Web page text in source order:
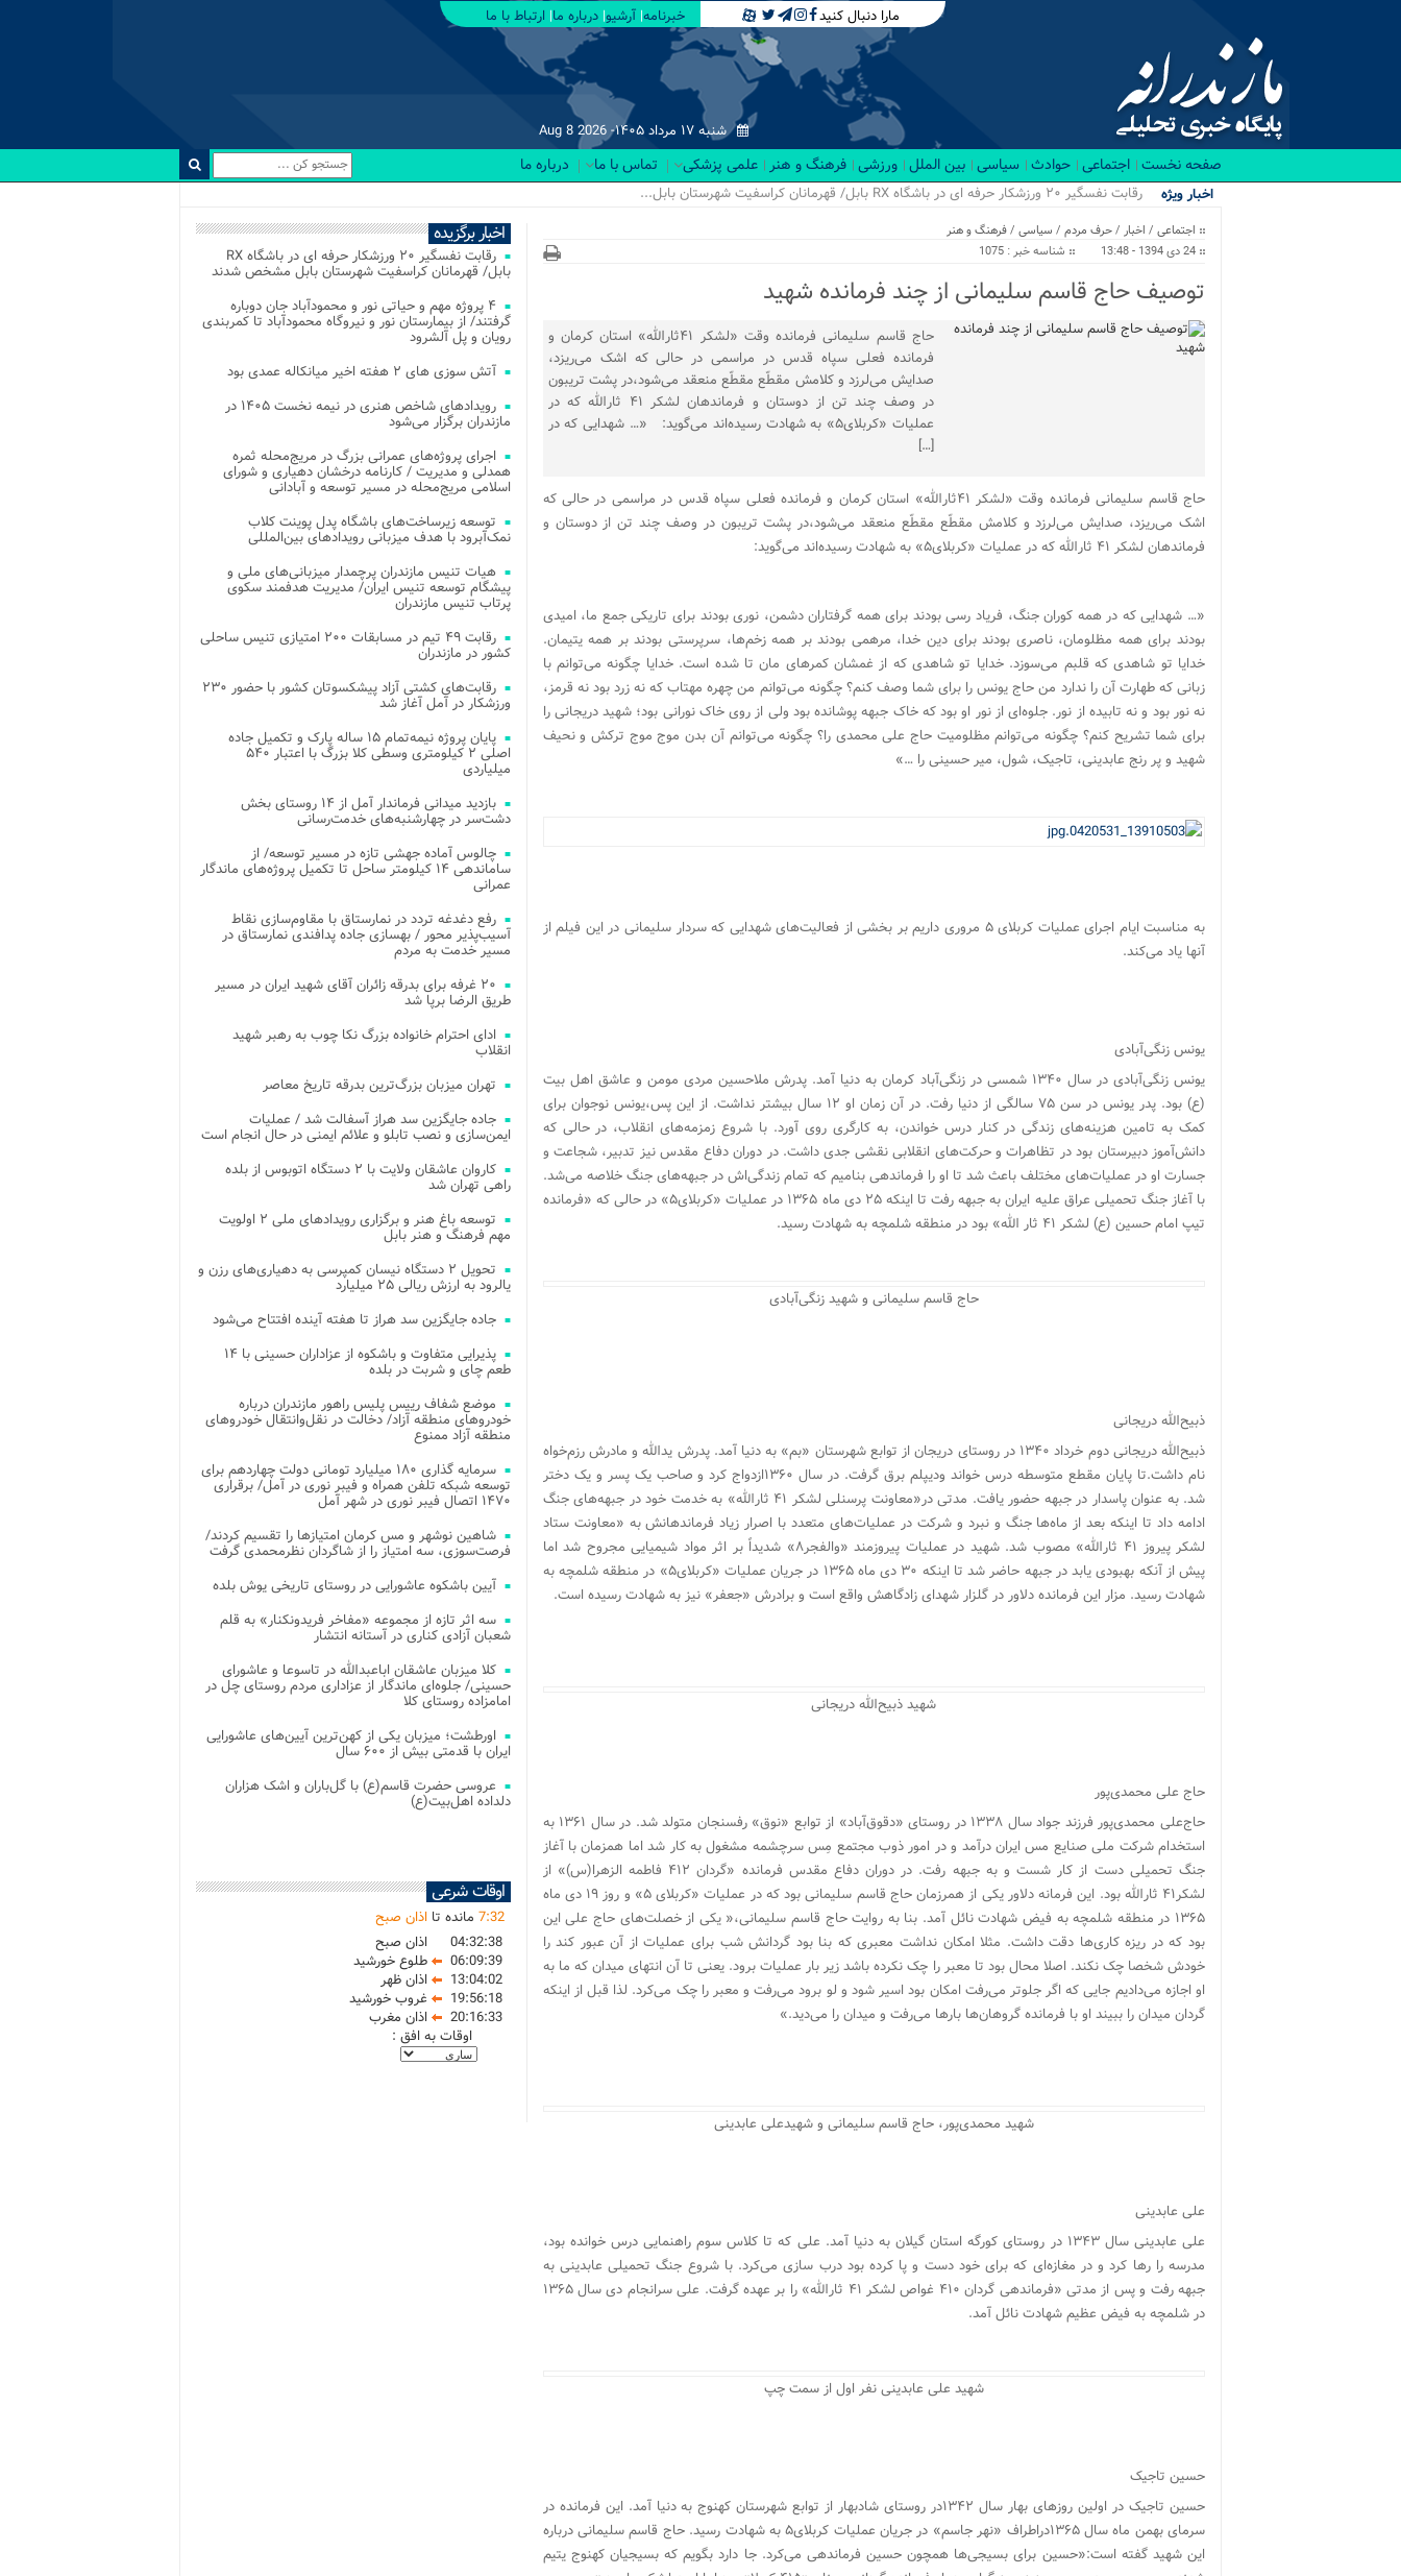
مارا دنبال کنید خبرنامه آرشیو درباره ما ارتباط با ما
شنبه ۱۷ مرداد ۱۴۰۵- Aug 8 2026
صفحه نخست اجتماعی حوادث سیاسی بین الملل ورزشی فرهنگ و هنر علمی پزشکی تماس با ما درباره ما
اخبار ویژه ۴ پروژه_
اجتماعی / اخبار /حرف مردم / سیاسی /فرهنگ و هنر
24 دی 1394 - 13:48
شناسه خبر : 1075
توصیف حاج قاسم سلیمانی از چند فرمانده شهید
حاج قاسم سلیمانی فرمانده وقت «لشکر ۴۱ثارالله» استان کرمان و
فرمانده فعلی سپاه قدس در مراسمی در حالی که اشک می‌ریزد،
صدایش می‌لرزد و کلامش مقطّع مقطّع منعقد می‌شود،در پشت تریبون
در وصف چند تن از دوستان و فرماندهان لشکر ۴۱ ثارالله که در
عملیات «کربلای۵» به شهادت رسیده‌اند می‌گوید: «… شهدایی که در
[…]
حاج قاسم سلیمانی فرمانده وقت «لشکر ۴۱ثارالله» استان کرمان و فرمانده فعلی سپاه قدس در مراسمی در حالی که
اشک می‌ریزد، صدایش می‌لرزد و کلامش مقطّع مقطّع منعقد می‌شود،در پشت تریبون در وصف چند تن از دوستان و
فرماندهان لشکر ۴۱ ثارالله که در عملیات «کربلای۵» به شهادت رسیده‌اند می‌گوید:
«… شهدایی که در همه کوران جنگ، فریاد رسی بودند برای همه گرفتاران دشمن، نوری بودند برای تاریکی جمع ما، امیدی
بودند برای همه مظلومان، ناصری بودند برای دین خدا، مرهمی بودند بر همه زخم‌ها، سرپرستی بودند بر همه یتیمان.
خدایا تو شاهدی که قلبم می‌سوزد. خدایا تو شاهدی که از غمشان کمرهای مان تا شده است. خدایا چگونه می‌توانم با
زبانی که طهارت آن را ندارد من حاج یونس را برای شما وصف کنم؟ چگونه می‌توانم من چهره مهتاب که نه زرد بود نه قرمز،
نه نور بود و نه تابیده از نور. جلوه‌ای از نور او بود که خاک جبهه پوشانده بود ولی از روی خاک نورانی بود؛ شهید دریجانی را
برای شما تشریح کنم؟ چگونه می‌توانم مظلومیت حاج علی محمدی را؟ چگونه می‌توانم آن بدن موج موج ترکش و نحیف
شهید و پر رنج عابدینی، تاجیک، شول، میر حسینی را …»
به مناسبت ایام اجرای عملیات کربلای ۵ مروری داریم بر بخشی از فعالیت‌های شهدایی که سردار سلیمانی در این فیلم از
آنها یاد می‌کند.
یونس زنگی‌آبادی
یونس زنگی‌آبادی در سال ۱۳۴۰ شمسی در زنگی‌آباد کرمان به دنیا آمد. پدرش ملاحسین مردی مومن و عاشق اهل بیت
(ع) بود. پدر یونس در سن ۷۵ سالگی از دنیا رفت. در آن زمان او ۱۲ سال بیشتر نداشت. از این پس،یونس نوجوان برای
کمک به تامین هزینه‌های زندگی در کنار درس خواندن، به کارگری روی آورد. با شروع زمزمه‌های انقلاب، در حالی که
دانش‌آموز دبیرستان بود در تظاهرات و حرکت‌های انقلابی نقشی جدی داشت. در دوران دفاع مقدس نیز تدبیر، شجاعت و
جسارت او در عملیات‌های مختلف باعث شد تا او را فرماندهی بنامیم که تمام زندگی‌اش در جبهه‌های جنگ خلاصه می‌شد.
با آغاز جنگ تحمیلی عراق علیه ایران به جبهه رفت تا اینکه ۲۵ دی ماه ۱۳۶۵ در عملیات «کربلای۵» در حالی که «فرمانده
تیپ امام حسین (ع) لشکر ۴۱ ثار الله» بود در منطقه شلمچه به شهادت رسید.
حاج قاسم سلیمانی و شهید زنگی‌آبادی
ذبیح‌الله دریجانی
ذبیح‌الله دریجانی دوم خرداد ۱۳۴۰ در روستای دریجان از توابع شهرستان «بم» به دنیا آمد. پدرش یدالله و مادرش رزم‌خواه
نام داشت.تا پایان مقطع متوسطه درس خواند ودیپلم برق گرفت. در سال ۱۳۶۰ازدواج کرد و صاحب یک پسر و یک دختر
شد. به عنوان پاسدار در جبهه حضور یافت. مدتی در«معاونت پرسنلی لشکر ۴۱ ثارالله» به خدمت خود در جبهه‌های جنگ
ادامه داد تا اینکه بعد از ماه‌ها جنگ و نبرد و شرکت در عملیات‌های متعدد با اصرار زیاد فرماندهانش به «معاونت ستاد
لشکر پیروز ۴۱ ثارالله» مصوب شد. شهید در عملیات پیروزمند «والفجر۸» شدیداً بر اثر مواد شیمیایی مجروح شد اما
پیش از آنکه بهبودی یابد در جبهه حاضر شد تا اینکه ۳۰ دی ماه ۱۳۶۵ در جریان عملیات «کربلای۵» در منطقه شلمچه به
شهادت رسید. مزار این فرمانده دلاور در گلزار شهدای زادگاهش واقع است و برادرش «جعفر» نیز به شهادت رسیده است.
شهید ذبیح‌الله دریجانی
حاج علی محمدی‌پور
حاج‌علی محمدی‌پور فرزند جواد سال ۱۳۳۸ در روستای «دقوق‌آباد» از توابع «نوق» رفسنجان متولد شد. در سال ۱۳۶۱ به
استخدام شرکت ملی صنایع مس ایران درآمد و در امور ذوب مجتمع مِس سرچشمه مشغول به کار شد اما همزمان با آغاز
جنگ تحمیلی دست از کار شست و به جبهه رفت. در دوران دفاع مقدس فرمانده «گردان ۴۱۲ فاطمه الزهرا(س)» از
لشکر۴۱ ثارالله بود. این فرمانه دلاور یکی از همرزمان حاج قاسم سلیمانی بود که در عملیات «کربلای ۵» و روز ۱۹ دی ماه
۱۳۶۵ در منطقه شلمچه به فیض شهادت نائل آمد. بنا به روایت حاج قاسم سلیمانی،« یکی از خصلت‌های حاج علی این
بود که در ریزه کاری‌ها دقت داشت. مثلا امکان نداشت معبری که بنا بود گردانش شب برای عملیات از آن عبور کند را
خودش شخصا چک نکند. اصلا محال بود تا معبر را چک نکرده باشد زیر بار عملیات برود. یعنی تا آن انتهای میدان که ما به
او اجازه می‌دادیم جایی که اگر جلوتر می‌رفت امکان بود اسیر شود و لو برود می‌رفت و معبر را چک می‌کرد. لذا قبل از اینکه
گردان میدان را ببیند او با فرمانده گروهان‌ها بارها می‌رفت و میدان را می‌دید.»
شهید محمدی‌پور، حاج قاسم سلیمانی و شهیدعلی عابدینی
علی عابدینی
علی عابدینی سال ۱۳۴۳ در روستای کورگه استان گیلان به دنیا آمد. علی که تا کلاس سوم راهنمایی درس خوانده بود،
مدرسه را رها کرد و در مغازه‌ای که برای خود دست و پا کرده بود درب سازی می‌کرد. با شروع جنگ تحمیلی عابدینی به
جبهه رفت و پس از مدتی «فرماندهی گردان ۴۱۰ غواص لشکر ۴۱ ثارالله» را بر عهده گرفت. علی سرانجام دی سال ۱۳۶۵
در شلمچه به فیض عظیم شهادت نائل آمد.
شهید علی عابدینی نفر اول از سمت چپ
حسین تاجیک
حسین تاجیک در اولین روزهای بهار سال ۱۳۴۲در روستای شادبهار از توابع شهرستان کهنوج به دنیا آمد. این فرمانده در
سرمای بهمن ماه سال ۱۳۶۵دراطراف «نهر جاسم» در جریان عملیات کربلای۵ به شهادت رسید. حاج قاسم سلیمانی درباره
این شهید گفته است:«حسین برای بسیجی‌ها همچون حسین فرماندهی می‌کرد. جا دارد بگویم که بسیجیان کهنوج یتیم
اخبار برگزیده
رقابت نفسگیر ۲۰ ورزشکار حرفه ای در باشگاه RX
بابل/ قهرمانان کراسفیت شهرستان بابل مشخص شدند
۴ پروژه مهم و حیاتی نور و محمودآباد جان دوباره
گرفتند/ از بیمارستان نور و نیروگاه محمودآباد تا کمربندی
رویان و پل آلشرود
آتش‌ سوزی‌ های ۲ هفته اخیر میانکاله عمدی بود
رویدادهای شاخص هنری در نیمه نخست ۱۴۰۵ در
مازندران برگزار می‌شود
اجرای پروژه‌های عمرانی بزرگ در مریج‌محله ثمره
همدلی و مدیریت / کارنامه درخشان دهیاری و شورای
اسلامی مریج‌محله در مسیر توسعه و آبادانی
توسعه زیرساخت‌های باشگاه پدل پوینت کلاب
نمک‌آبرود با هدف میزبانی رویدادهای بین‌المللی
هیات تنیس مازندران پرچمدار میزبانی‌های ملی و
پیشگام توسعه تنیس ایران/ مدیریت هدفمند سکوی
پرتاب تنیس مازندران
رقابت ۴۹ تیم در مسابقات ۲۰۰ امتیازی تنیس ساحلی
کشور در مازندران
رقابت‌های کشتی آزاد پیشکسوتان کشور با حضور ۲۳۰
ورزشکار در آمل آغاز شد
پایان پروژه نیمه‌تمام ۱۵ ساله پارک و تکمیل جاده
اصلی ۲ کیلومتری وسطی کلا بزرگ با اعتبار ۵۴۰
میلیاردی
بازدید میدانی فرماندار آمل از ۱۴ روستای بخش
دشت‌سر در چهارشنبه‌های خدمت‌رسانی
چالوس آماده جهشی تازه در مسیر توسعه/ از
ساماندهی ۱۴ کیلومتر ساحل تا تکمیل پروژه‌های ماندگار
عمرانی
رفع دغدغه تردد در نمارستاق با مقاوم‌سازی نقاط
آسیب‌پذیر محور / بهسازی جاده پدافندی نمارستاق در
مسیر خدمت به مردم
۲۰ غرفه برای بدرقه زائران آقای شهید ایران در مسیر
طریق الرضا برپا شد
ادای احترام خانواده بزرگ نکا چوب به رهبر شهید
انقلاب
تهران میزبان بزرگ‌ترین بدرقه تاریخ معاصر
جاده جایگزین سد هراز آسفالت شد / عملیات
ایمن‌سازی و نصب تابلو و علائم ایمنی در حال انجام است
کاروان عاشقان ولایت با ۲ دستگاه اتوبوس از بلده
راهی تهران شد
توسعه باغ هنر و برگزاری رویدادهای ملی ۲ اولویت
مهم فرهنگ و هنر بابل
تحویل ۲ دستگاه نیسان کمپرسی به دهیاری‌های رزن و
یالرود به ارزش ریالی ۲۵ میلیارد
جاده جایگزین سد هراز تا هفته آینده افتتاح می‌شود
پذیرایی متفاوت و باشکوه از عزاداران حسینی با ۱۴
طعم چای و شربت در بلده
موضع شفاف رییس پلیس راهور مازندران درباره
خودروهای منطقه آزاد/ دخالت در نقل‌وانتقال خودروهای
منطقه آزاد ممنوع
سرمایه گذاری ۱۸۰ میلیارد تومانی دولت چهاردهم برای
توسعه شبکه تلفن همراه و فیبر نوری در آمل/ برقراری
۱۴۷۰ اتصال فیبر نوری در شهر آمل
شاهین نوشهر و مس کرمان امتیازها را تقسیم کردند/
فرصت‌سوزی، سه امتیاز را از شاگردان نظرمحمدی گرفت
آیین باشکوه عاشورایی در روستای تاریخی یوش بلده
سه اثر تازه از مجموعه «مفاخر فریدونکنار» به قلم
شعبان آزادی کناری در آستانه انتشار
کلا میزبان عاشقان اباعبدالله در تاسوعا و عاشورای
حسینی/ جلوه‌ای ماندگار از عزاداری مردم روستای چل در
امامزاده روستای کلا
اورطشت؛ میزبان یکی از کهن‌ترین آیین‌های عاشورایی
ایران با قدمتی بیش از ۶۰۰ سال
عروسی حضرت قاسم(ع) با گل‌باران و اشک هزاران
دلداده اهل‌بیت(ع)
اوقات شرعی
7:32 مانده تا اذان صبح
04:32:38
اذان صبح
06:09:39
طلوع خورشید
13:04:02
اذان ظهر
19:56:18
غروب خورشید
20:16:33
اذان مغرب
اوقات به افق :